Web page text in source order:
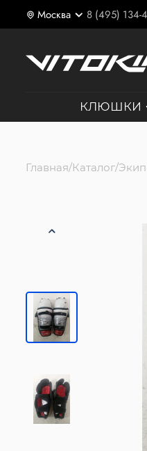
Москва 8 (495) 134-
КЛЮШКИ
Главная Каталог